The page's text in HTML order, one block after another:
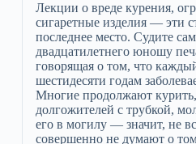
Лекции о вреде курения,
сигаретные изделия — эти
последнее место. Судите
двадцатилетнего юношу
говорящая о том, что
шестидесяти годам
Многие продолжают
долгожителей с трубкой,
его в могилу — значит, не
совершенно не думают о